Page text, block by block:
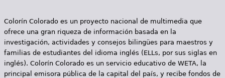
n
a
s
Colorín Colorado es un proyecto nacional de multimedia que
ofrece una gran riqueza de información basada en la
investigación, actividades y consejos bilingües para maestros y
familias de estudiantes del idioma inglés (ELLs, por sus siglas en
inglés). Colorín Colorado es un servicio educativo de WETA, la
principal emisora pública de la capital del país, y recibe fondos de